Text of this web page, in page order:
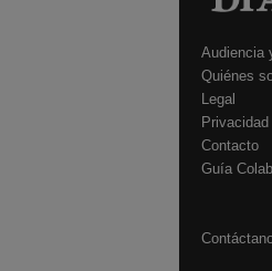
Audiencia
Quiénes
Legal
Privacidad
Contacto
Guía